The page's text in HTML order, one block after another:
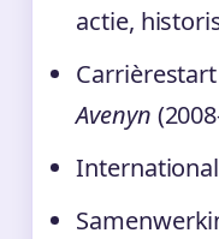
actie,
Avenyn